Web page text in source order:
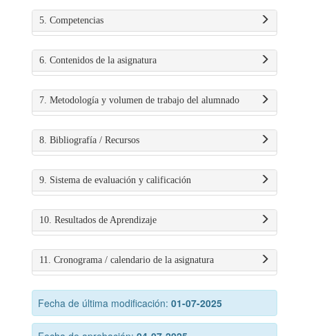
5. Competencias
6. Contenidos de la asignatura
7. Metodología y volumen de trabajo del alumnado
8. Bibliografía / Recursos
9. Sistema de evaluación y calificación
10. Resultados de Aprendizaje
11. Cronograma / calendario de la asignatura
Fecha de última modificación: 01-07-2025